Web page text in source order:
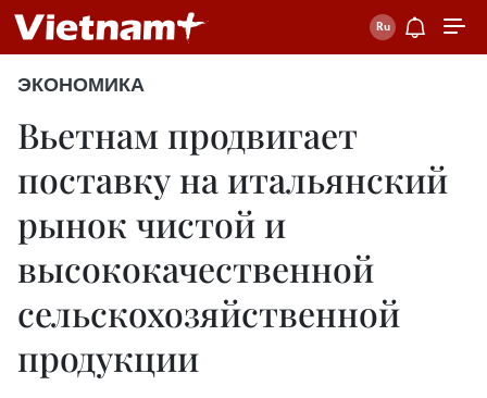
ЭКОНОМИКА
Вьетнам продвигает
поставку на итальянский
рынок чистой и
высококачественной
сельскохозяйственной
продукции